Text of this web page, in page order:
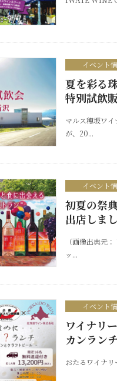
イベント
夏を彩る
特別試飲
マルス穂坂ワイ
が、20...
イベント
初夏の祭
出店しま
（画像出典元
ッ...
イベント
ワイナリ
カンラン
おたるワイナ